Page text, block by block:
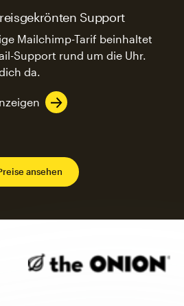
Support
Mailchimp-Tarif beinhaltet
Support rund um die Uhr.
da.
ansehen